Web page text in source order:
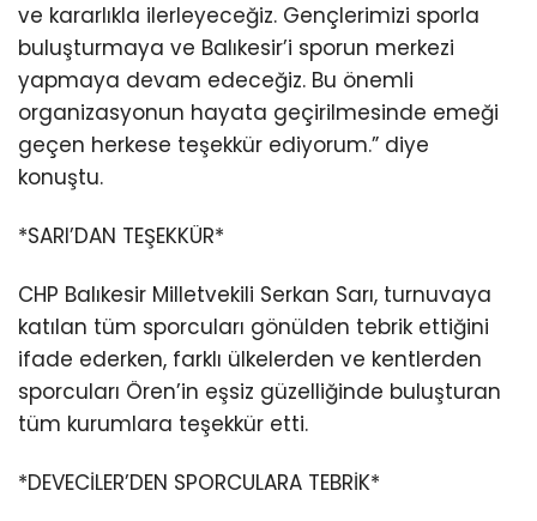
ve kararlıkla ilerleyeceğiz. Gençlerimizi sporla
buluşturmaya ve Balıkesir’i sporun merkezi
yapmaya devam edeceğiz. Bu önemli
organizasyonun hayata geçirilmesinde emeği
geçen herkese teşekkür ediyorum.” diye
konuştu.
*SARI’DAN TEŞEKKÜR*
CHP Balıkesir Milletvekili Serkan Sarı, turnuvaya
katılan tüm sporcuları gönülden tebrik ettiğini
ifade ederken, farklı ülkelerden ve kentlerden
sporcuları Ören’in eşsiz güzelliğinde buluşturan
tüm kurumlara teşekkür etti.
*DEVECİLER’DEN SPORCULARA TEBRİK*